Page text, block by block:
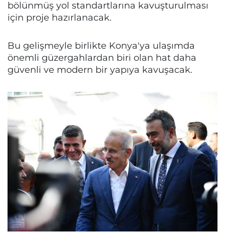
bölünmüş yol standartlarına kavuşturulması
için proje hazırlanacak.
Bu gelişmeyle birlikte Konya'ya ulaşımda
önemli güzergahlardan biri olan hat daha
güvenli ve modern bir yapıya kavuşacak.